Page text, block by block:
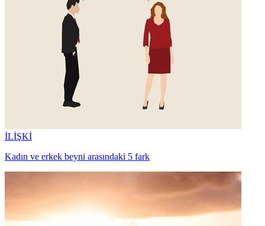
İLİŞKİ
Kadın ve erkek beyni arasındaki 5 fark